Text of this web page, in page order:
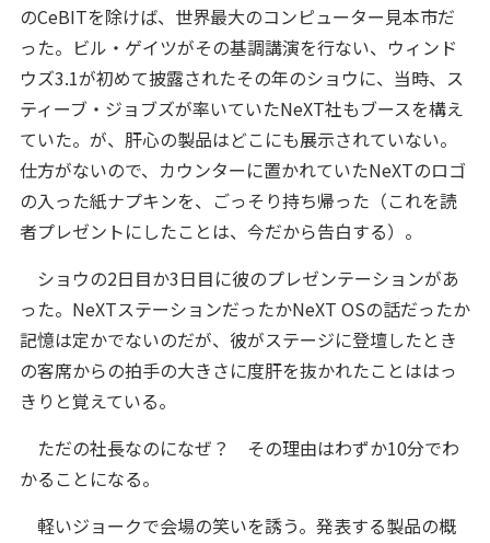
のCeBITを除けば、世界最大のコンピューター見本市だ
った。ビル・ゲイツがその基調講演を行ない、ウィンド
ウズ3.1が初めて披露されたその年のショウに、当時、ス
ティーブ・ジョブズが率いていたNeXT社もブースを構え
ていた。が、肝心の製品はどこにも展示されていない。
仕方がないので、カウンターに置かれていたNeXTのロゴ
の入った紙ナプキンを、ごっそり持ち帰った（これを読
者プレゼントにしたことは、今だから告白する）。
ショウの2日目か3日目に彼のプレゼンテーションがあ
った。NeXTステーションだったかNeXT OSの話だったか
記憶は定かでないのだが、彼がステージに登壇したとき
の客席からの拍手の大きさに度肝を抜かれたことははっ
きりと覚えている。
ただの社長なのになぜ？ その理由はわずか10分でわ
かることになる。
軽いジョークで会場の笑いを誘う。発表する製品の概